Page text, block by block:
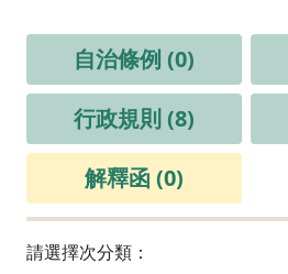
自治條例 (0)
行政規則 (8)
解釋函 (0)
請選擇次分類：